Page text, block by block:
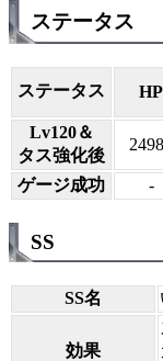
ステータス
ステータス HP
Lv120＆
タス強化後
ゲージ成功 -
SS
SS名
効果